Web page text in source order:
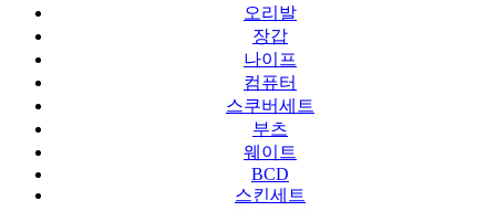
오리발
장갑
나이프
컴퓨터
스쿠버세트
부츠
웨이트
BCD
스킨세트